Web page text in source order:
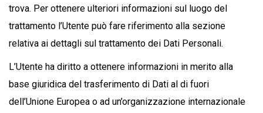
trova. Per ottenere ulteriori informazioni sul luogo del
trattamento l’Utente può fare riferimento alla sezione
relativa ai dettagli sul trattamento dei Dati Personali.
L’Utente ha diritto a ottenere informazioni in merito alla
base giuridica del trasferimento di Dati al di fuori
dell’Unione Europea o ad un’organizzazione internazionale